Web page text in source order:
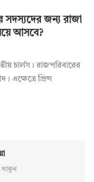
সদস্যদের জন্য রাজা
আসবে?
চার্লস। রাজপরিবারের
এক্ষেত্রে প্রিন্স